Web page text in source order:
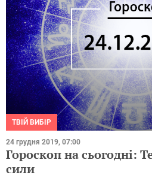
ТВІЙ ВИБІР
24 грудня 2019, 07:00
Гороскоп на сьогодні:
сили